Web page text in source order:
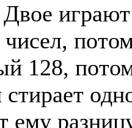
чисел,
128,
стирает
ему